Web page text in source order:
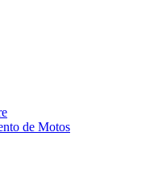
de Motos